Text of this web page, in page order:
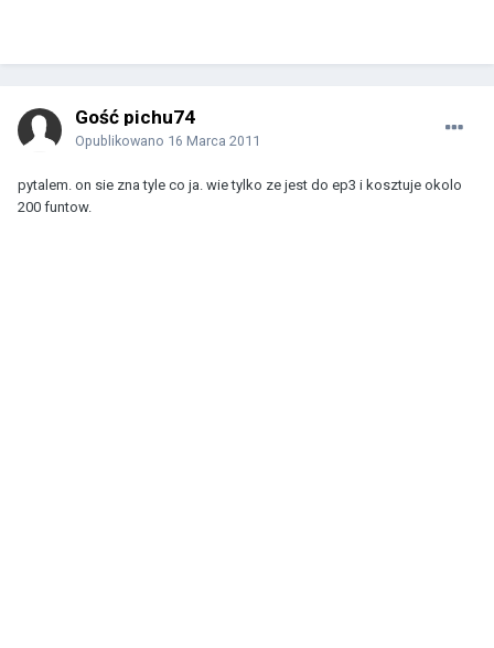
Gość pichu74
Opublikowano 16 Marca 2011
pytalem. on sie zna tyle co ja. wie tylko ze jest do ep3 i kosztuje okolo
200 funtow.